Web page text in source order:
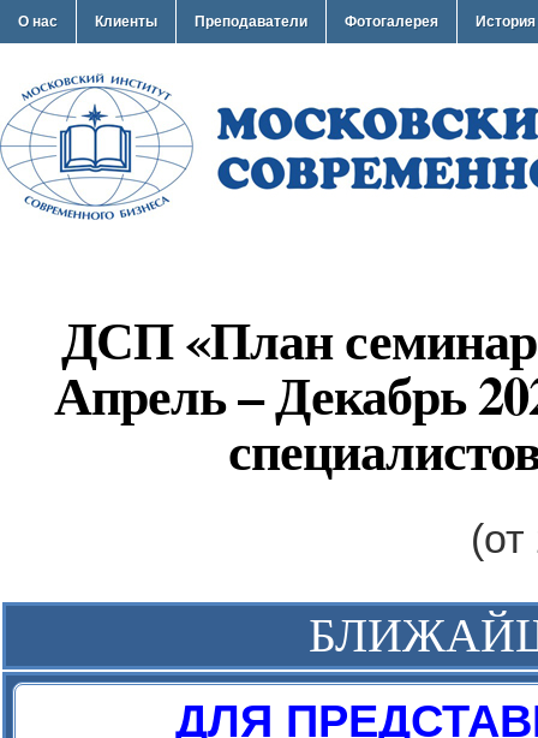
О нас Клиенты Преподаватели Фотогалерея История
ДСП «План
Апрель – Декабрь
ДЛЯ